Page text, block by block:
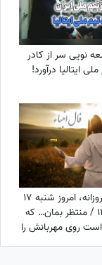
نویی سر از کادر
ایتالیا درآورد!
فال انبیاء روزانه، امروز شنبه 17
مرداد 1405 / منتظر بمان… که
است روی مهربانش را
دهد. خبرهای خوش،